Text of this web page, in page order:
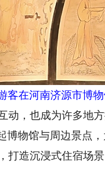
在河南济源市博物
，也成为许多地方
博物馆与周边景点
打造沉浸式住宿场